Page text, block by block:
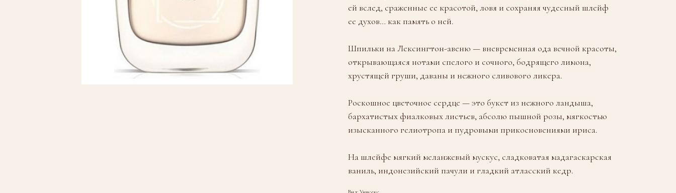
ей вслед, сраженные ее красотой, ловя и сохраняя чудесный шлейф
ее духов… как память о ней.
Шпильки на Лексингтон-авеню — вневременная ода вечной красоты,
открывающаяся нотами спелого и сочного, бодрящего лимона,
хрустящей груши, даваны и нежного сливового ликера.
Роскошное цветочное сердце — это букет из нежного ландыша,
бархатистых фиалковых листьев, абсолю пышной розы, мягкостью
изысканного гелиотропа и пудровыми прикосновениями ириса.
На шлейфе мягкий меланжевый мускус, сладковатая мадагаскарская
ваниль, индонезийский пачули и гладкий атласский кедр.